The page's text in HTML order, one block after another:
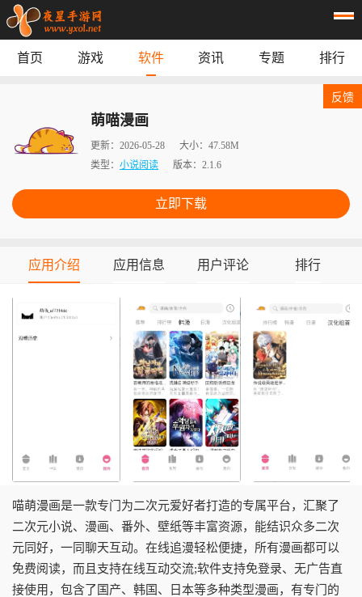
榜单
首页 游戏 软件 资讯 专题 排行
萌喵漫画
更新： 2026-05-28 大小： 47.58M
类型： 小说阅读 版本： 2.1.6
立即下载
反馈
应用介绍 应用信息 用户评论 排行
喵萌漫画是一款专门为二次元爱好者打造的专属平台，汇聚了
二次元小说、漫画、番外、壁纸等丰富资源，能结识众多二次
元同好，一同聊天互动。在线追漫轻松便捷，所有漫画都可以
免费阅读，而且支持在线互动交流;软件支持免登录、无广告直
接使用，包含了国产、韩国、日本等多种类型漫画，有专门的